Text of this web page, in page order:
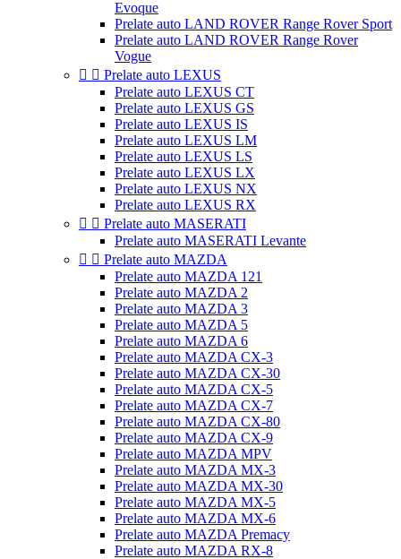
Evoque
Prelate auto LAND ROVER Range Rover Sport
Prelate auto LAND ROVER Range Rover
Vogue
  Prelate auto LEXUS
Prelate auto LEXUS CT
Prelate auto LEXUS GS
Prelate auto LEXUS IS
Prelate auto LEXUS LM
Prelate auto LEXUS LS
Prelate auto LEXUS LX
Prelate auto LEXUS NX
Prelate auto LEXUS RX
  Prelate auto MASERATI
Prelate auto MASERATI Levante
  Prelate auto MAZDA
Prelate auto MAZDA 121
Prelate auto MAZDA 2
Prelate auto MAZDA 3
Prelate auto MAZDA 5
Prelate auto MAZDA 6
Prelate auto MAZDA CX-3
Prelate auto MAZDA CX-30
Prelate auto MAZDA CX-5
Prelate auto MAZDA CX-7
Prelate auto MAZDA CX-80
Prelate auto MAZDA CX-9
Prelate auto MAZDA MPV
Prelate auto MAZDA MX-3
Prelate auto MAZDA MX-30
Prelate auto MAZDA MX-5
Prelate auto MAZDA MX-6
Prelate auto MAZDA Premacy
Prelate auto MAZDA RX-8